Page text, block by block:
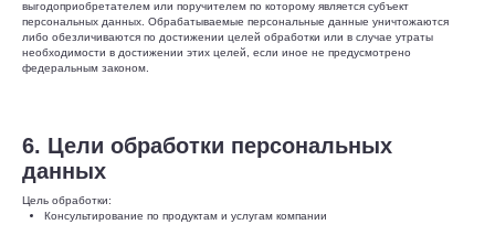
выгодоприобретателем или поручителем по которому является субъект
персональных данных. Обрабатываемые персональные данные уничтожаются
либо обезличиваются по достижении целей обработки или в случае утраты
необходимости в достижении этих целей, если иное не предусмотрено
федеральным законом.
6. Цели обработки персональных
данных
Цель обработки:
Консультирование по продуктам и услугам компании